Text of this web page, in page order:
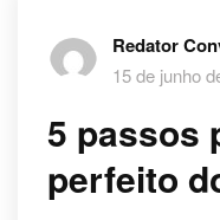
Redator
15 de junho
5 passos
perfeito